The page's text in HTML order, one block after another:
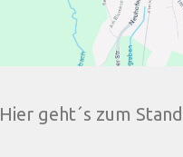
Hier geht´s zum